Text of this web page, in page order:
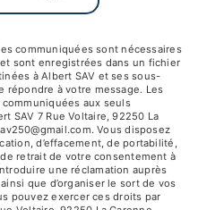
communiquées sont nécessaires
sont enregistrées dans un fichier
à Albert SAV et ses sous-
répondre à votre message. Les
aux seuls
SAV 7 Rue Voltaire, 92250 La
Vous disposez
d’effacement, de portabilité,
retrait de votre consentement à
une réclamation auprès
que d’organiser le sort de vos
pouvez exercer ces droits par